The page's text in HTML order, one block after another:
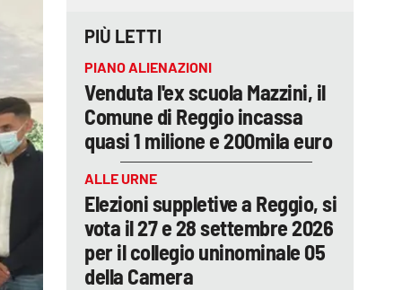
PIÙ LETTI
PIANO ALIENAZIONI
Venduta l'ex scuola Mazzini, il
Comune di Reggio incassa
quasi 1 milione e 200mila euro
ALLE URNE
Elezioni suppletive a Reggio, si
vota il 27 e 28 settembre 2026
per il collegio uninominale 05
della Camera